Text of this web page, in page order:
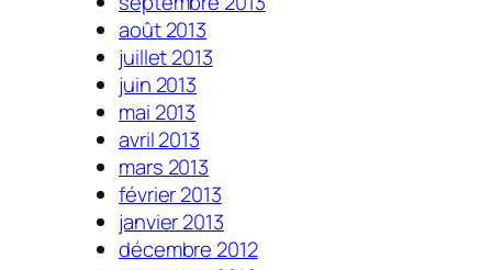
août 2013
juillet 2013
juin 2013
mai 2013
avril 2013
mars 2013
février 2013
janvier 2013
décembre 2012